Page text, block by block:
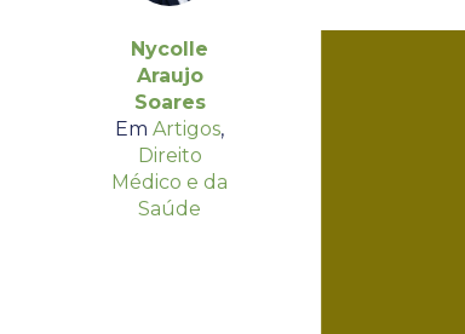
Nycolle
Araujo
Soares
Em Artigos,
Direito
Médico e da
Saúde